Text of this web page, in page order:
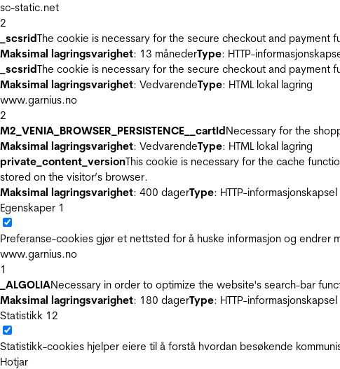
sc-static.net
2
_scsridThe cookie is necessary for the secure checkout and
Maksimal lagringsvarighet: 13 månederType: HTTP-
_scsridThe cookie is necessary for the secure checkout and
Maksimal lagringsvarighet: VedvarendeType: HTML lokal lagring
www.garnius.no
2
M2_VENIA_BROWSER_PERSISTENCE__cartIdNecessary for the
Maksimal lagringsvarighet: VedvarendeType: HTML lokal lagring
private_content_versionThis cookie is necessary for the cache
stored on the visitor’s browser.
Maksimal lagringsvarighet: 400 dagerType: HTTP-informasjonskapsel
Egenskaper 1
Preferanse-cookies gjør et nettsted for å huske informasjon og
www.garnius.no
1
_ALGOLIANecessary in order to optimize the website's search-bar
Maksimal lagringsvarighet: 180 dagerType: HTTP-informasjonskapsel
Statistikk 12
Statistikk-cookies hjelper eiere til å forstå hvordan besøkende
Hotjar